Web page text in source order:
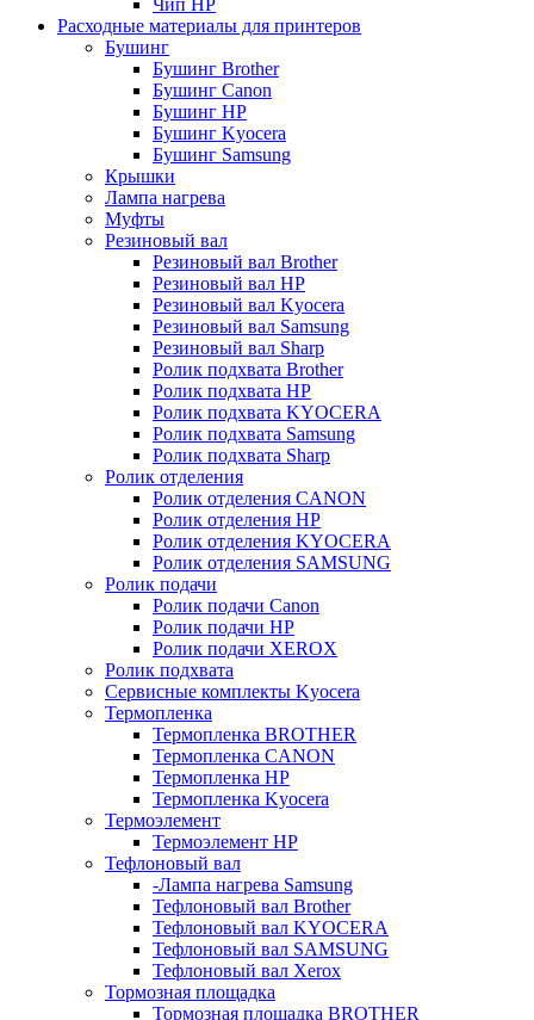
Расходные материалы для принтеров
Бушинг
Бушинг Brother
Бушинг Canon
Бушинг HP
Бушинг Kyocera
Бушинг Samsung
Крышки
Лампа нагрева
Муфты
Резиновый вал
Резиновый вал Brother
Резиновый вал HP
Резиновый вал Kyocera
Резиновый вал Samsung
Резиновый вал Sharp
Ролик подхвата Brother
Ролик подхвата HP
Ролик подхвата KYOCERA
Ролик подхвата Samsung
Ролик подхвата Sharp
Ролик отделения
Ролик отделения CANON
Ролик отделения HP
Ролик отделения KYOCERA
Ролик отделения SAMSUNG
Ролик подачи
Ролик подачи Canon
Ролик подачи HP
Ролик подачи XEROX
Ролик подхвата
Сервисные комплекты Kyocera
Термопленка
Термопленка BROTHER
Термопленка CANON
Термопленка HP
Термопленка Kyocera
Термоэлемент
Термоэлемент НР
Тефлоновый вал
-Лампа нагрева Samsung
Тефлоновый вал Brother
Тефлоновый вал KYOCERA
Тефлоновый вал SAMSUNG
Тефлоновый вал Xerox
Тормозная площадка
Тормозная площадка BROTHER